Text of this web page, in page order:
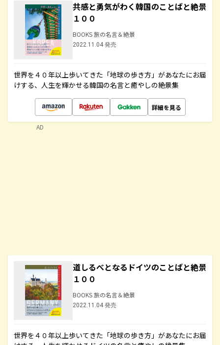
共感と勇気がわく韓国のことばと絶景
１００
BOOKS 旅の名言＆絶景
2022.11.04 発売
世界を４０年以上歩いてきた「地球の歩き方」があなたにお届
けする、人生を輝かせる韓国の名言と癒やしの絶景集
詳細を見る
道しるべとなるドイツのことばと絶景
１００
BOOKS 旅の名言＆絶景
2022.11.04 発売
世界を４０年以上歩いてきた「地球の歩き方」があなたにお届
AD